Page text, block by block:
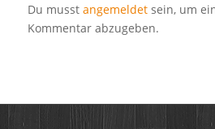
Du musst angemeldetsein, um
Kommentar abzugeben.